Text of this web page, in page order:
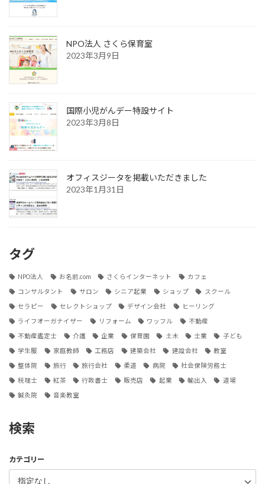
NPO法人 さくら保育室
2023年3月9日
国際小児がんデー特設サイト
2023年3月8日
オフィスジータを掲載いただきました
2023年1月31日
タグ
NPO法人 お名前.com さくらインターネット カフェ
コンサルタント サロン シニア起業 ショップ スクール
セラピー セレクトショップ デザイン会社 ヒーリング
ライフオーガナイザー リフォーム ワッフル 不動産
不動産鑑定士 介護 企業 保育園 土木 士業 子ども
学生服 家庭教師 工務店 建築会社 建設会社 教室
整体院 旅行 旅行会社 柔道 病院 社会保険労務士
税理士 紅茶 行政書士 販売店 起業 輸出入 道場
鍼灸院 音楽教室
検索
カテゴリー